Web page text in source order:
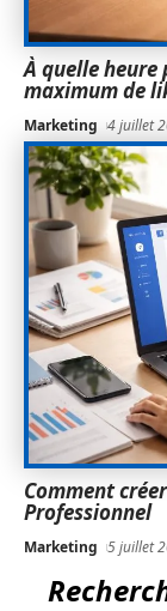
À quelle
maximum de
Marketing 4 juillet
Comment
Professionnel
Marketing 5 juillet